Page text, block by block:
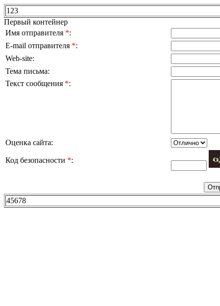
123
Первый контейнер
Имя отправителя *:
E-mail отправителя *:
Web-site:
Тема письма:
Текст сообщения *:
Оценка сайта:
Код безопасности *:
45678